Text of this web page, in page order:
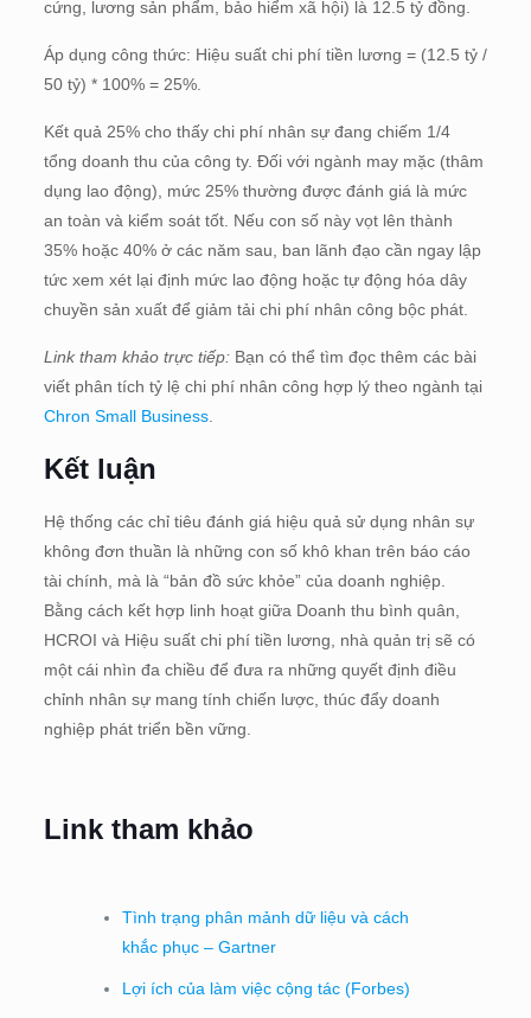
cứng, lương sản phẩm, bảo hiểm xã hội) là 12.5 tỷ đồng.
Áp dụng công thức: Hiệu suất chi phí tiền lương = (12.5 tỷ /
50 tỷ) * 100% = 25%.
Kết quả 25% cho thấy chi phí nhân sự đang chiếm 1/4
tổng doanh thu của công ty. Đối với ngành may mặc (thâm
dụng lao động), mức 25% thường được đánh giá là mức
an toàn và kiểm soát tốt. Nếu con số này vọt lên thành
35% hoặc 40% ở các năm sau, ban lãnh đạo cần ngay lập
tức xem xét lại định mức lao động hoặc tự động hóa dây
chuyền sản xuất để giảm tải chi phí nhân công bộc phát.
Link tham khảo trực tiếp:Bạn có thể tìm đọc thêm các bài
viết phân tích tỷ lệ chi phí nhân công hợp lý theo ngành tại
Chron Small Business.
Kết luận
Hệ thống các chỉ tiêu đánh giá hiệu quả sử dụng nhân sự
không đơn thuần là những con số khô khan trên báo cáo
tài chính, mà là “bản đồ sức khỏe” của doanh nghiệp.
Bằng cách kết hợp linh hoạt giữa Doanh thu bình quân,
HCROI và Hiệu suất chi phí tiền lương, nhà quản trị sẽ có
một cái nhìn đa chiều để đưa ra những quyết định điều
chỉnh nhân sự mang tính chiến lược, thúc đẩy doanh
nghiệp phát triển bền vững.
Link tham khảo
Tình trạng phân mảnh dữ liệu và cách
khắc phục – Gartner
Lợi ích của làm việc cộng tác (Forbes)